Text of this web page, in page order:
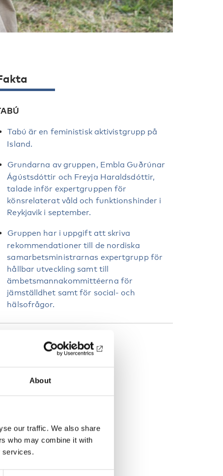
About
our traffic. We also share
who may combine it with
services.
Tabú är en feministisk aktivistgrupp på
Island.
Grundarna av gruppen, Embla Guðrúnar
Ágústsdóttir och Freyja Haraldsdóttir,
talade inför expertgruppen för
könsrelaterat våld och funktionshinder i
Reykjavik i september.
Gruppen har i uppgift att skriva
rekommendationer till de nordiska
samarbetsministrarnas expertgrupp för
hållbar utveckling samt till
ämbetsmannakommittéerna för
jämställdhet samt för social- och
hälsofrågor.
KEYWORDS